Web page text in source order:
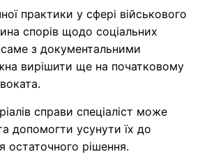
практики у сфері військового
спорів щодо соціальних
саме з документальними
вирішити ще на початковому
справи спеціаліст може
допомогти усунути їх до
остаточного рішення.